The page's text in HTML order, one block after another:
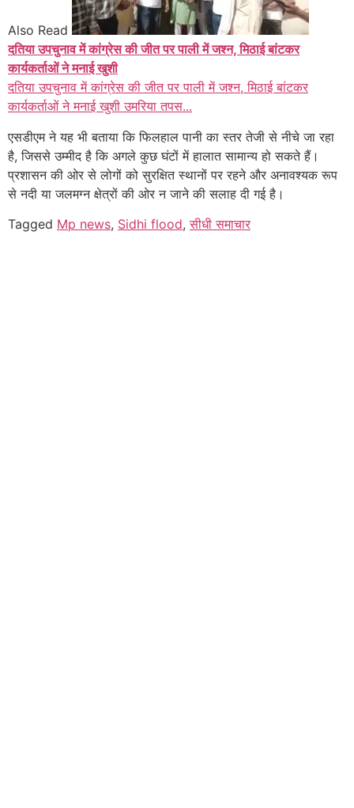
Also Read
दतिया उपचुनाव में कांग्रेस की जीत पर पाली में जश्न, मिठाई बांटकर
कार्यकर्ताओं ने मनाई खुशी
दतिया उपचुनाव में कांग्रेस की जीत पर पाली में जश्न, मिठाई बांटकर
कार्यकर्ताओं ने मनाई खुशी उमरिया तपस...
एसडीएम ने यह भी बताया कि फिलहाल पानी का स्तर तेजी से नीचे जा रहा
है, जिससे उम्मीद है कि अगले कुछ घंटों में हालात सामान्य हो सकते हैं।
प्रशासन की ओर से लोगों को सुरक्षित स्थानों पर रहने और अनावश्यक रूप
से नदी या जलमग्न क्षेत्रों की ओर न जाने की सलाह दी गई है।
Tagged Mp news, Sidhi flood,सीधी समाचार